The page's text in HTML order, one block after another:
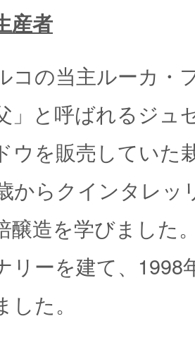
産者
コの当主ルーカ・
」と呼ばれるジュ
ウを販売していた
からクインタレッ
醸造を学びました
リーを建て、
した。